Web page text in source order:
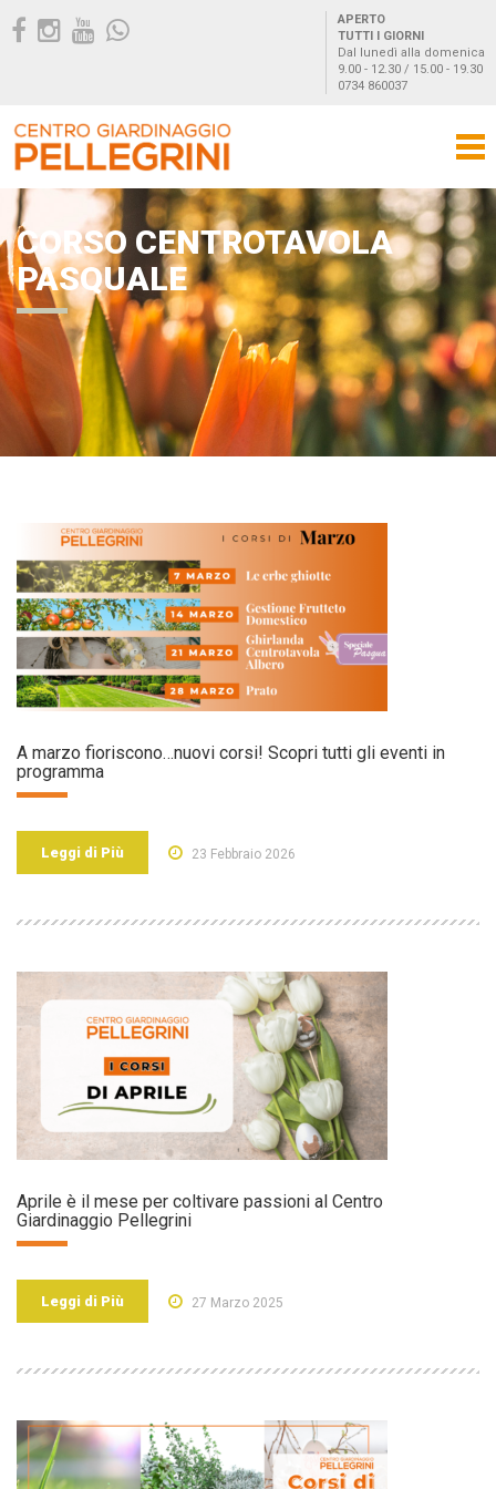
APERTO
TUTTI I GIORNI
Dal lunedì alla domenica
9.00 - 12.30 / 15.00 - 19.30
0734 860037
CORSO CENTROTAVOLA
PASQUALE
A marzo fioriscono…nuovi corsi! Scopri tutti gli eventi in
programma
Leggi di Più 23 Febbraio 2026
Aprile è il mese per coltivare passioni al Centro
Giardinaggio Pellegrini
Leggi di Più 27 Marzo 2025